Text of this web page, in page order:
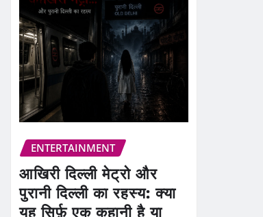
ENTERTAINMENT
आखिरी दिल्ली मेट्रो और
पुरानी दिल्ली का रहस्य: क्या
यह सिर्फ़ एक कहानी है या